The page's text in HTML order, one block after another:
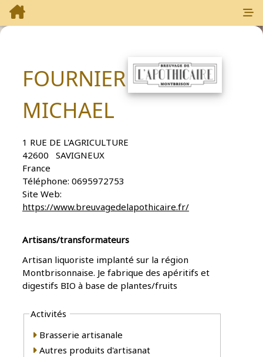
FOURNIER
MICHAEL
1 RUE DE L'AGRICULTURE
42600
SAVIGNEUX
France
Téléphone: 0695972753
Site Web:
https://www.breuvagedelapothicaire.fr/
Artisans/transformateurs
Artisan liquoriste implanté sur la région
Montbrisonnaise. Je fabrique des apéritifs et
digestifs BIO à base de plantes/fruits
Activités
Brasserie artisanale
Autres produits d'artisanat